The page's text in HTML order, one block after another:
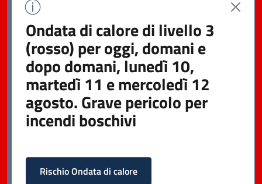
Ondata di calore di livello 3
(rosso) per oggi, domani e
dopo domani, lunedì 10,
martedì 11 e mercoledì 12
agosto. Grave pericolo per
incendi boschivi
Rischio Ondata di calore